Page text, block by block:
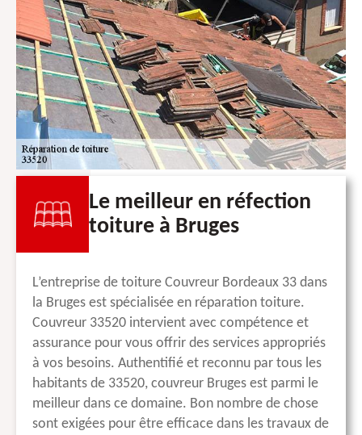
Le meilleur en réfection
toiture à Bruges
L’entreprise de toiture Couvreur Bordeaux 33 dans
la Bruges est spécialisée en réparation toiture.
Couvreur 33520 intervient avec compétence et
assurance pour vous offrir des services appropriés
à vos besoins. Authentifié et reconnu par tous les
habitants de 33520, couvreur Bruges est parmi le
meilleur dans ce domaine. Bon nombre de chose
sont exigées pour être efficace dans les travaux de